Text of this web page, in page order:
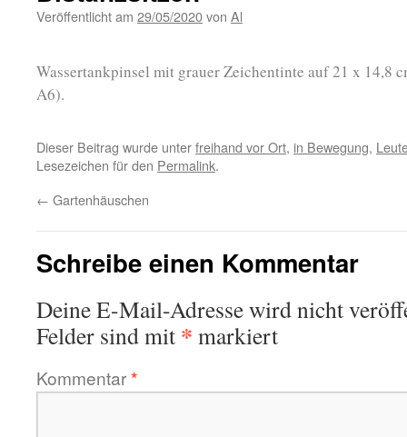
Veröffentlicht am 29/05/2020von Al
Wassertankpinsel mit grauer Zeichentinte auf 21 x 14,8
A6).
Dieser Beitrag wurde unterfreihand vor Ort, in Bewegung,
Lesezeichen für den Permalink.
← Gartenhäuschen
Schreibe einen Kommentar
Deine E-Mail-Adresse wird nicht
Felder sind mit * markiert
Kommentar*